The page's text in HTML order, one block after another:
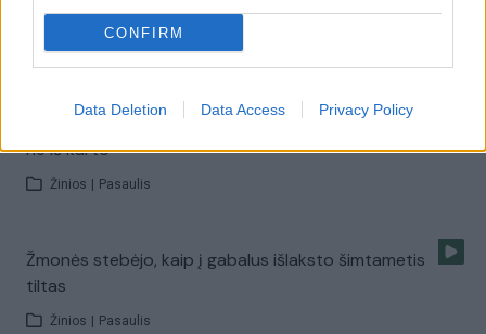
CONFIRM
Data Deletion Data Access Privacy Policy
vilkas
Žinios | Pasaulis
Kietas riešutėlis: pastatą Kryme pavyko susprogdinti
ne iš karto
Žinios Pasaulis
Žmonės stebėjo, kaip į gabalus išlaksto šimtametis
tiltas
Žinios Pasaulis